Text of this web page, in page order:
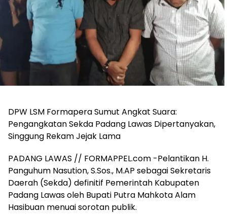
‎DPW LSM Formapera Sumut Angkat Suara:
Pengangkatan Sekda Padang Lawas Dipertanyakan,
Singgung Rekam Jejak Lama
‎PADANG LAWAS // FORMAPPEL.com -Pelantikan H.
Panguhum Nasution, S.Sos., M.AP sebagai Sekretaris
Daerah (Sekda) definitif Pemerintah Kabupaten
Padang Lawas oleh Bupati Putra Mahkota Alam
Hasibuan menuai sorotan publik.